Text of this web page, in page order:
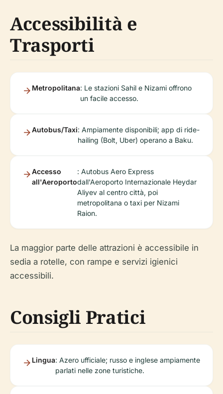
Accessibilità e
Trasporti
Metropolitana: Le stazioni Sahil e Nizami offrono
un facile accesso.
Autobus/Taxi: Ampiamente disponibili; app di ride-
hailing (Bolt, Uber) operano a Baku.
Accesso
all'Aeroporto
: Autobus Aero Express
dall'Aeroporto Internazionale Heydar
Aliyev al centro città, poi
metropolitana o taxi per Nizami
Raion.
La maggior parte delle attrazioni è accessibile in
sedia a rotelle, con rampe e servizi igienici
accessibili.
Consigli Pratici
Lingua: Azero ufficiale; russo e inglese ampiamente
parlati nelle zone turistiche.